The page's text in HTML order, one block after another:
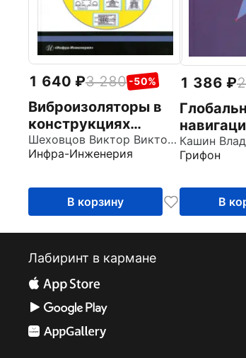
1 640 3 280 -50%
Виброизоляторы в
конструкциях
колесных и
гусеничных машин.
Шеховцов Виктор Викторович
Инфра-Инженерия
В корзину
1 386
системы.
Грифон
В
Лабиринт в кармане